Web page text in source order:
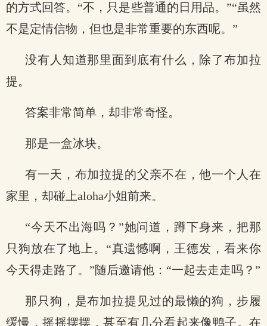
的方式回答。“不，只是些普通的日用品。”“虽然
不是定情信物，但也是非常重要的东西呢。”
没有人知道那里面到底有什么，除了布加拉
提。
答案非常简单，却非常奇怪。
那是一盒冰块。
有一天，布加拉提的父亲不在，他一个人在
家里，却碰上aloha小姐前来。
“今天不出海吗？”她问道，蹲下身来，把那
只狗放在了地上。“真遗憾啊，王德发，看来你
今天得走路了。”随后邀请他：“一起去走走吗？”
那只狗，是布加拉提见过的最懒的狗，步履
缓慢，摇摇摆摆，甚至有几分看起来像鸭子。在